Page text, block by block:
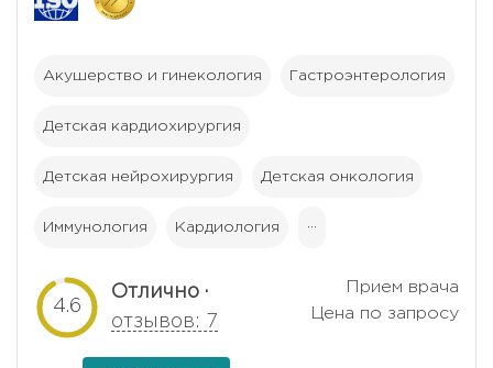
Акушерство и гинекология Гастроэнтерология
Детская кардиохирургия
Детская нейрохирургия Детская онкология
Иммунология Кардиология ···
4.6
Отлично ·
отзывов: 7
Прием врача
Цена по запросу